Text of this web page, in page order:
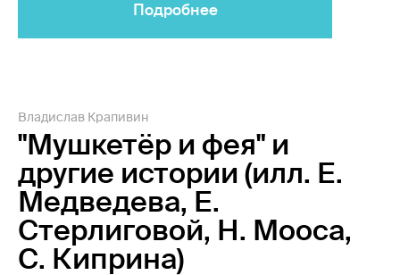
Подробнее
Владислав Крапивин
"Мушкетёр и фея" и
другие истории (илл. Е.
Медведева, Е.
Стерлиговой, Н. Мооса,
С. Киприна)